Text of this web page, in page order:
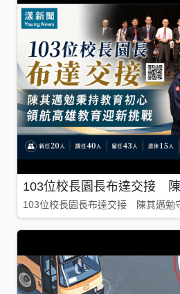
103位校長園長布達交接
103位校長園長布達交接 陳其邁勉